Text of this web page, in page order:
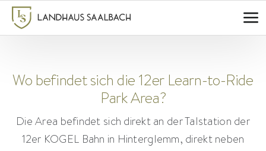
Zum
Inhalt
Wo befindet sich die 12er Learn-to-Ride
Park Area?
Die Area befindet sich direkt an der Talstation der
12er KOGEL Bahn in Hinterglemm, direkt neben